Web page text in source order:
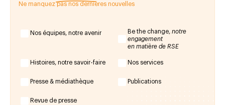
Ne manquez pas nos dernières nouvelles
Nos équipes, notre avenir Be the change, notre
engagement
en matière de RSE
Histoires, notre savoir-faire Nos services
Presse & médiathèque Publications
Revue de presse